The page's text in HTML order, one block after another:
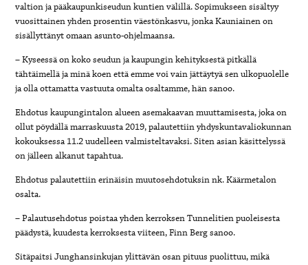
valtion ja pääkaupunkiseudun kuntien välillä. Sopimukseen sisältyy
vuosittainen yhden prosentin väestönkasvu, jonka Kauniainen on
sisällyttänyt omaan asunto-ohjelmaansa.
– Kyseessä on koko seudun ja kaupungin kehityksestä pitkällä
tähtäimellä ja minä koen että emme voi vain jättäytyä sen ulkopuolelle
ja olla ottamatta vastuuta omalta osaltamme, hän sanoo.
Ehdotus kaupungintalon alueen asemakaavan muuttamisesta, joka on
ollut pöydällä marraskuusta 2019, palautettiin yhdyskuntavaliokunnan
kokouksessa 11.2 uudelleen valmisteltavaksi. Siten asian käsittelyssä
on jälleen alkanut tapahtua.
Ehdotus palautettiin erinäisin muutosehdotuksin nk. Käärmetalon
osalta.
– Palautusehdotus poistaa yhden kerroksen Tunnelitien puoleisesta
päädystä, kuudesta kerroksesta viiteen, Finn Berg sanoo.
Sitäpaitsi Junghansinkujan ylittävän osan pituus puolittuu, mikä